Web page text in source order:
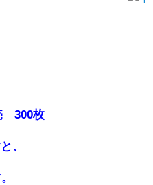
300枚
、